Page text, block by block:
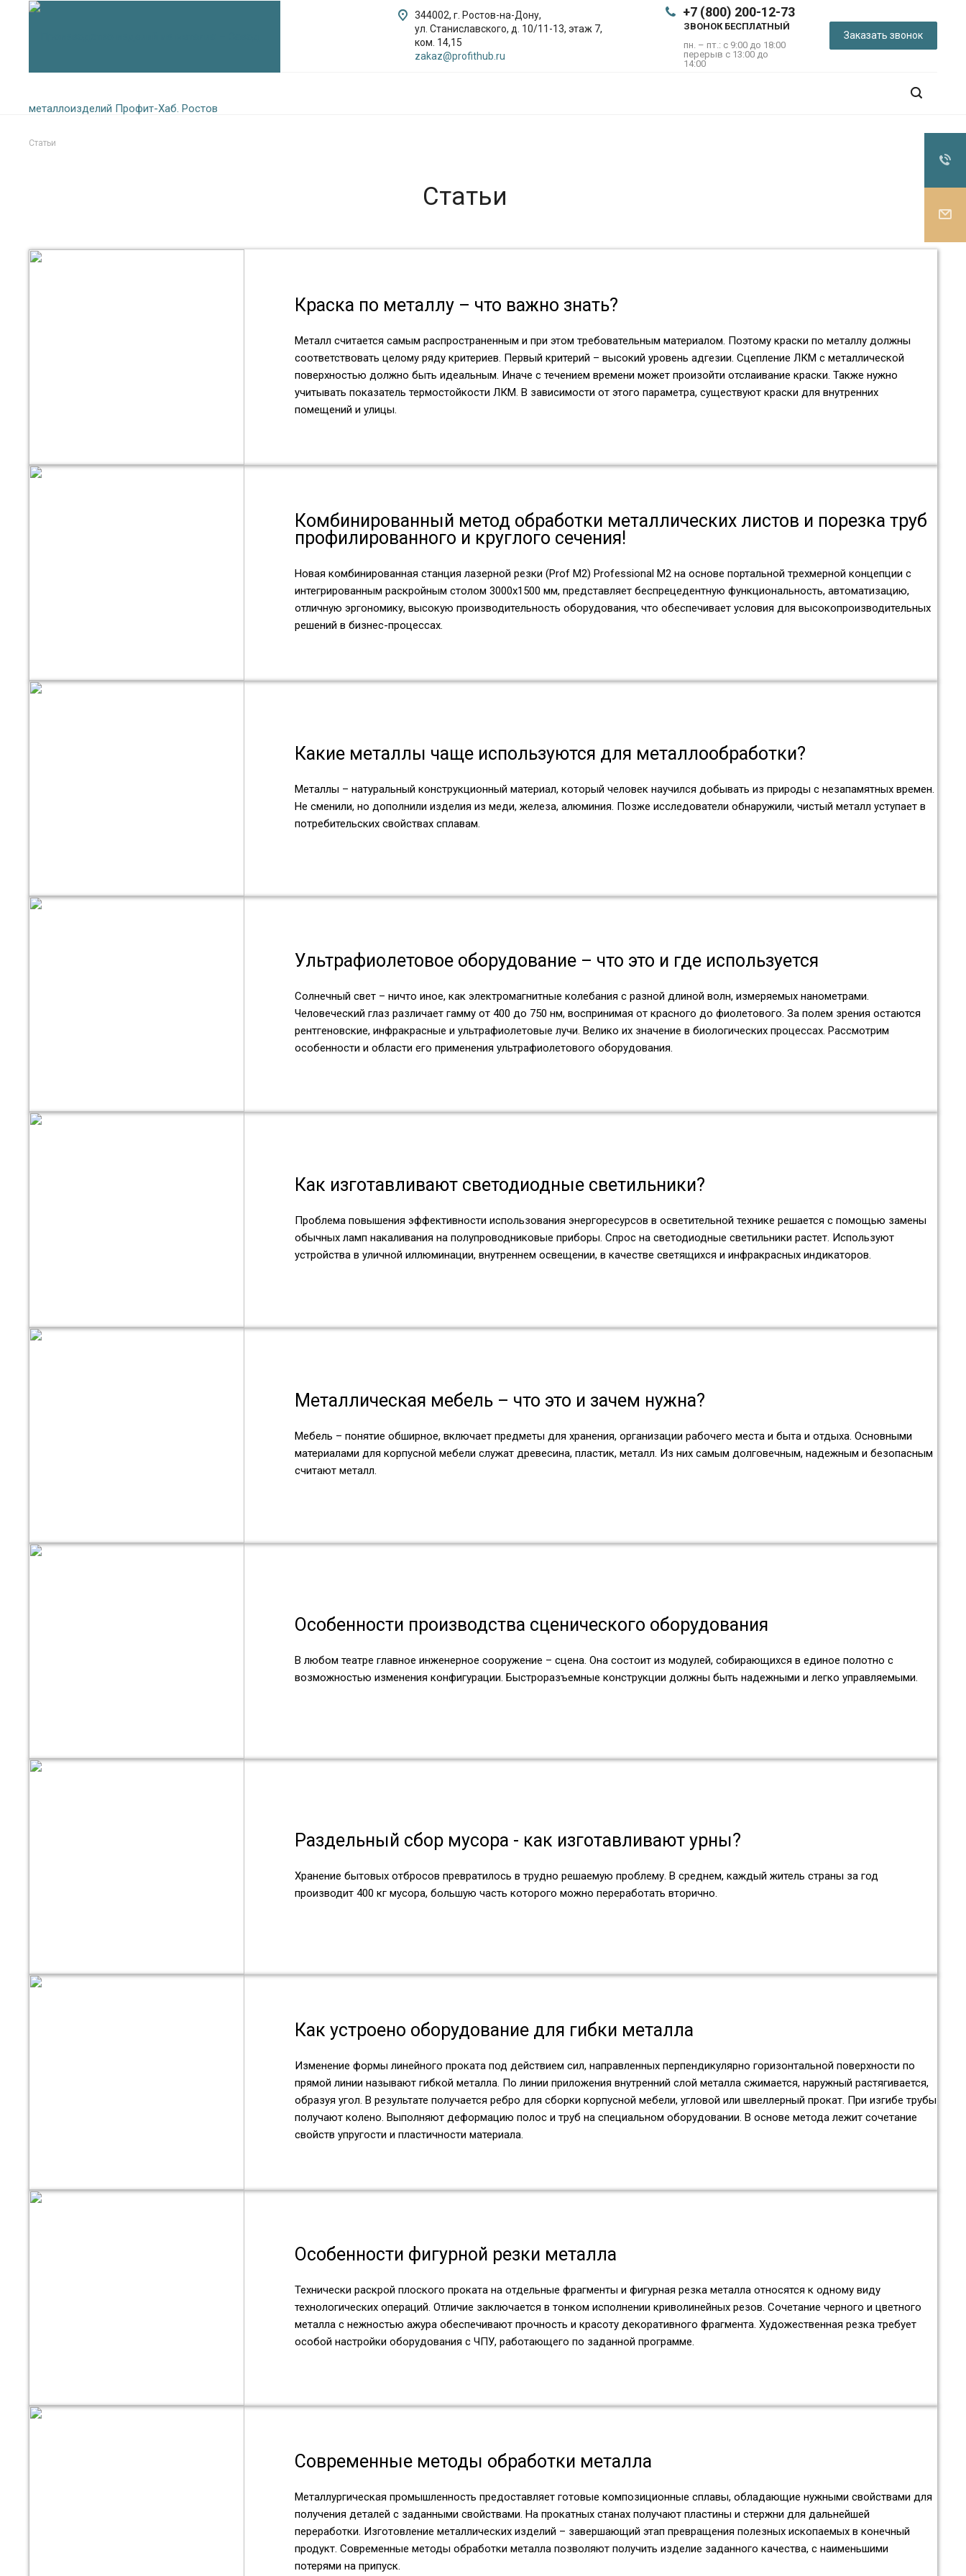
+7 (800) 200-12-73
ЗВОНОК БЕСПЛАТНЫЙ
пн. – пт.: с 9:00 до 18:00
перерыв с 13:00 до
14:00
Заказать звонок
344002, г. Ростов-на-Дону,
ул. Станиславского, д. 10/11-13, этаж 7,
ком. 14,15
zakaz@profithub.ru
Статьи
Статьи
Краска по металлу – что важно знать?
Металл считается самым распространенным и при этом требовательным материалом. Поэтому краски по металлу должны
соответствовать целому ряду критериев. Первый критерий – высокий уровень адгезии. Сцепление ЛКМ с металлической
поверхностью должно быть идеальным. Иначе с течением времени может произойти отслаивание краски. Также нужно
учитывать показатель термостойкости ЛКМ. В зависимости от этого параметра, существуют краски для внутренних
помещений и улицы.
Комбинированный метод обработки металлических листов и порезка труб
профилированного и круглого сечения!
Новая комбинированная станция лазерной резки (Prof M2) Professional M2 на основе портальной трехмерной концепции с
интегрированным раскройным столом 3000х1500 мм, представляет беспрецедентную функциональность, автоматизацию,
отличную эргономику, высокую производительность оборудования, что обеспечивает условия для высокопроизводительных
решений в бизнес-процессах.
Какие металлы чаще используются для металлообработки?
Металлы – натуральный конструкционный материал, который человек научился добывать из природы с незапамятных времен.
Не сменили, но дополнили изделия из меди, железа, алюминия. Позже исследователи обнаружили, чистый металл уступает в
потребительских свойствах сплавам.
Ультрафиолетовое оборудование – что это и где используется
Солнечный свет – ничто иное, как электромагнитные колебания с разной длиной волн, измеряемых нанометрами.
Человеческий глаз различает гамму от 400 до 750 нм, воспринимая от красного до фиолетового. За полем зрения остаются
рентгеновские, инфракрасные и ультрафиолетовые лучи. Велико их значение в биологических процессах. Рассмотрим
особенности и области его применения ультрафиолетового оборудования.
Как изготавливают светодиодные светильники?
Проблема повышения эффективности использования энергоресурсов в осветительной технике решается с помощью замены
обычных ламп накаливания на полупроводниковые приборы. Спрос на светодиодные светильники растет. Используют
устройства в уличной иллюминации, внутреннем освещении, в качестве светящихся и инфракрасных индикаторов.
Металлическая мебель – что это и зачем нужна?
Мебель – понятие обширное, включает предметы для хранения, организации рабочего места и быта и отдыха. Основными
материалами для корпусной мебели служат древесина, пластик, металл. Из них самым долговечным, надежным и безопасным
считают металл.
Особенности производства сценического оборудования
В любом театре главное инженерное сооружение – сцена. Она состоит из модулей, собирающихся в единое полотно с
возможностью изменения конфигурации. Быстроразъемные конструкции должны быть надежными и легко управляемыми.
Раздельный сбор мусора - как изготавливают урны?
Хранение бытовых отбросов превратилось в трудно решаемую проблему. В среднем, каждый житель страны за год
производит 400 кг мусора, большую часть которого можно переработать вторично.
Как устроено оборудование для гибки металла
Изменение формы линейного проката под действием сил, направленных перпендикулярно горизонтальной поверхности по
прямой линии называют гибкой металла. По линии приложения внутренний слой металла сжимается, наружный растягивается,
образуя угол. В результате получается ребро для сборки корпусной мебели, угловой или швеллерный прокат. При изгибе трубы
получают колено. Выполняют деформацию полос и труб на специальном оборудовании. В основе метода лежит сочетание
свойств упругости и пластичности материала.
Особенности фигурной резки металла
Технически раскрой плоского проката на отдельные фрагменты и фигурная резка металла относятся к одному виду
технологических операций. Отличие заключается в тонком исполнении криволинейных резов. Сочетание черного и цветного
металла с нежностью ажура обеспечивают прочность и красоту декоративного фрагмента. Художественная резка требует
особой настройки оборудования с ЧПУ, работающего по заданной программе.
Современные методы обработки металла
Металлургическая промышленность предоставляет готовые композиционные сплавы, обладающие нужными свойствами для
получения деталей с заданными свойствами. На прокатных станах получают пластины и стержни для дальнейшей
переработки. Изготовление металлических изделий – завершающий этап превращения полезных ископаемых в конечный
продукт. Современные методы обработки металла позволяют получить изделие заданного качества, с наименьшими
потерями на припуск.